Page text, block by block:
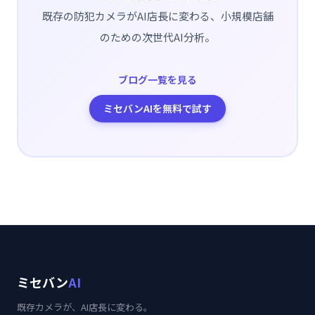
既存の防犯カメラがAI店長に変わる、小規模店舗
のための次世代AI分析。
ブログ一覧を見る
ミセバンAIを無料で試す
ミセバンAI
既存カメラが、AI店長に変わる。